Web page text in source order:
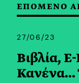
ΕΠΟΜΕΝΟ
27/06/23
Βιβλία,
Κανένα...